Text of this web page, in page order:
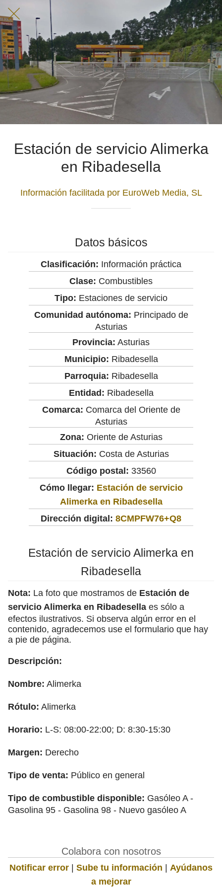
Estación de servicio Alimerka
en Ribadesella
Información facilitada por EuroWeb Media, SL
Datos básicos
Clasificación: Información práctica
Clase: Combustibles
Tipo: Estaciones de servicio
Comunidad autónoma: Principado de
Asturias
Provincia: Asturias
Municipio: Ribadesella
Parroquia: Ribadesella
Entidad: Ribadesella
Comarca: Comarca del Oriente de
Asturias
Zona: Oriente de Asturias
Situación: Costa de Asturias
Código postal: 33560
Cómo llegar: Estación de servicio
Alimerka en Ribadesella
Dirección digital: 8CMPFW76+Q8
Estación de servicio Alimerka en
Ribadesella
Nota: La foto que mostramos de Estación de
servicio Alimerka en Ribadesella es sólo a
efectos ilustrativos. Si observa algún error en el
contenido, agradecemos use el formulario que hay
a pie de página.
Descripción:
Nombre: Alimerka
Rótulo: Alimerka
Horario: L-S: 08:00-22:00; D: 8:30-15:30
Margen: Derecho
Tipo de venta: Público en general
Tipo de combustible disponible: Gasóleo A -
Gasolina 95 - Gasolina 98 - Nuevo gasóleo A
Colabora con nosotros
Notificar error | Sube tu información | Ayúdanos
a mejorar